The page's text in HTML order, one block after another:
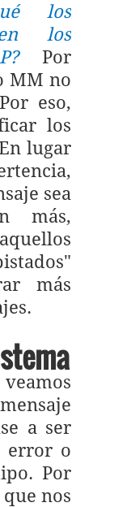
los
los
Por
MM no
eso,
los
lugar
sea
más,
más
a ser
error o
Por
nos